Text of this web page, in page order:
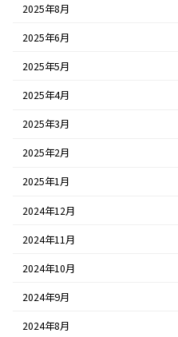
2025年8月
2025年6月
2025年5月
2025年4月
2025年3月
2025年2月
2025年1月
2024年12月
2024年11月
2024年10月
2024年9月
2024年8月